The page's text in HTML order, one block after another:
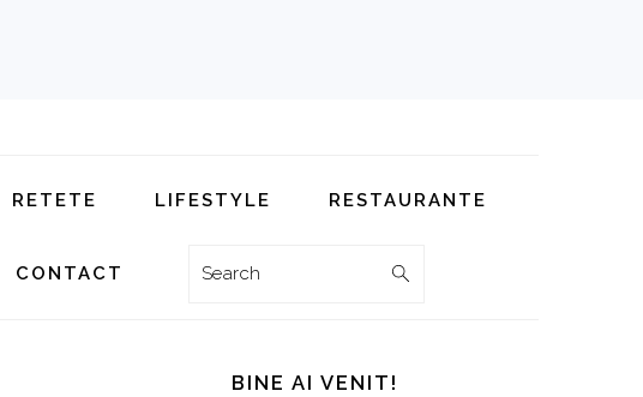
RETETE LIFESTYLE RESTAURANTE
CONTACT Search
PRINCIPALĂBINE AI VENIT!